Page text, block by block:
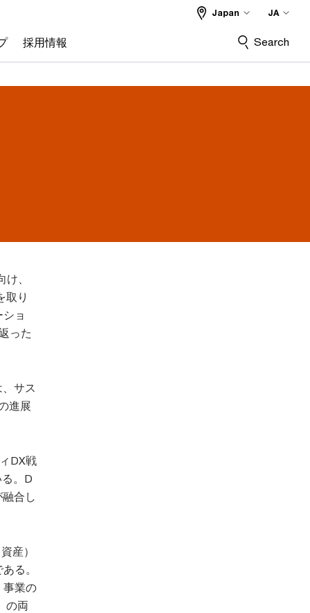
採用情報
Japan JA
Search
、
取り
ョ
った
サス
進展
DX戦
。D
合し
産）
る。
事業の
の両